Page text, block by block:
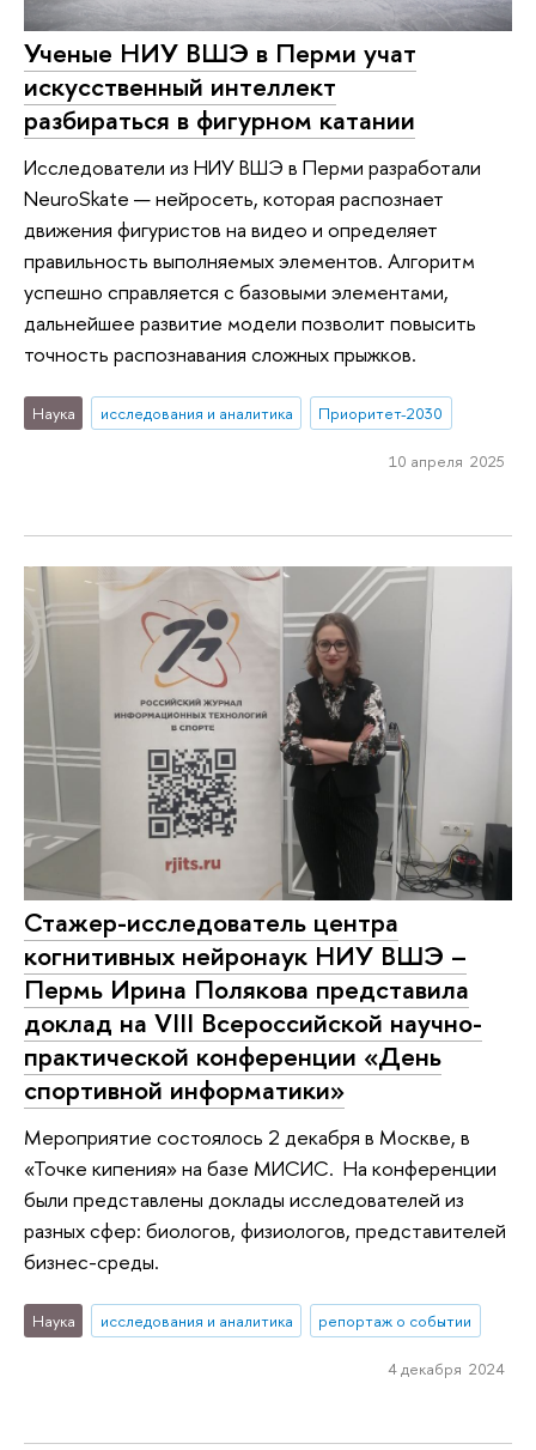
Ученые НИУ ВШЭ в Перми учат
искусственный интеллект
разбираться в фигурном катании
Исследователи из НИУ ВШЭ в Перми разработали
NeuroSkate — нейросеть, которая распознает
движения фигуристов на видео и определяет
правильность выполняемых элементов. Алгоритм
успешно справляется с базовыми элементами,
дальнейшее развитие модели позволит повысить
точность распознавания сложных прыжков.
Наука исследования и аналитика Приоритет-2030
10 апреля 2025
Стажер-исследователь центра
когнитивных нейронаук НИУ ВШЭ –
Пермь Ирина Полякова представила
доклад на VIII Всероссийской научно-
практической конференции «День
спортивной информатики»
Мероприятие состоялось 2 декабря в Москве, в
«Точке кипения» на базе МИСИС. На конференции
были представлены доклады исследователей из
разных сфер: биологов, физиологов, представителей
бизнес-среды.
Наука исследования и аналитика репортаж о событии
4 декабря 2024